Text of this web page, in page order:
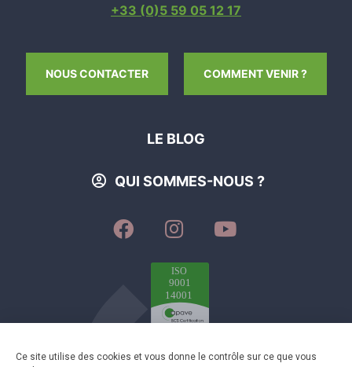
+33 (0)5 59 05 12 17
NOUS CONTACTER COMMENT VENIR ?
LE BLOG
QUI SOMMES-NOUS ?
SUIVEZ-
NOUS
SUR
SUIVEZ-
NOUS
SUR